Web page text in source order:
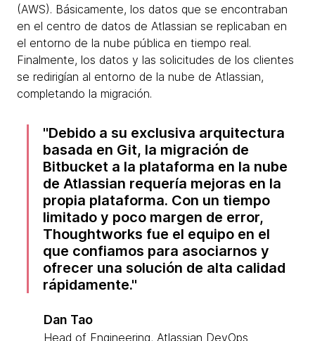
(AWS). Básicamente, los datos que se encontraban
en el centro de datos de Atlassian se replicaban en
el entorno de la nube pública en tiempo real.
Finalmente, los datos y las solicitudes de los clientes
se redirigían al entorno de la nube de Atlassian,
completando la migración.
Debido a su exclusiva arquitectura
basada en Git, la migración de
Bitbucket a la plataforma en la nube
de Atlassian requería mejoras en la
propia plataforma. Con un tiempo
limitado y poco margen de error,
Thoughtworks fue el equipo en el
que confiamos para asociarnos y
ofrecer una solución de alta calidad
rápidamente.
Dan Tao
Head of Engineering, Atlassian DevOps